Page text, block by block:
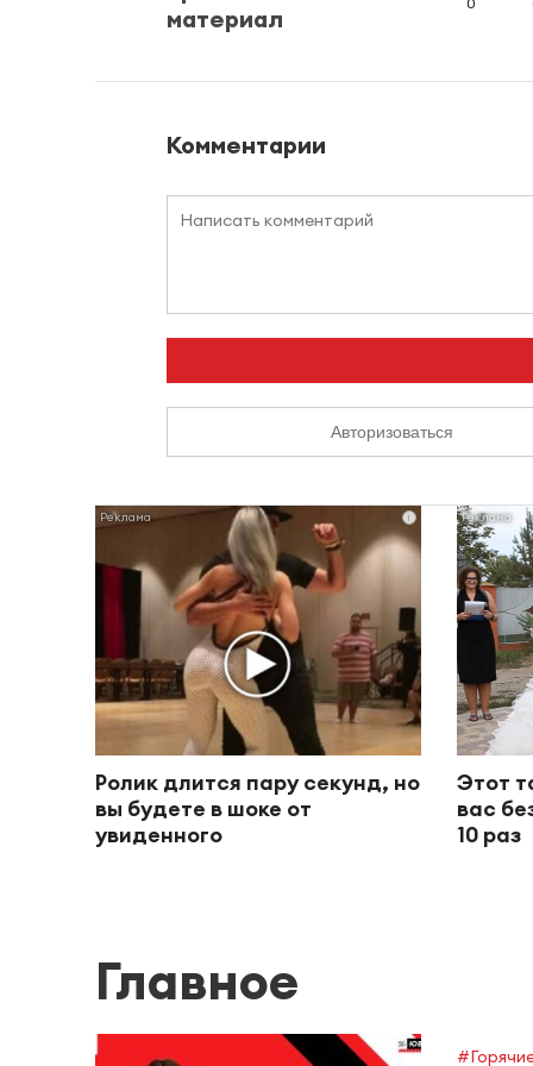
материал
Комментарии
Авторизоваться
i
Ролик длится пару секунд, но
вы будете в шоке от
увиденного
Этот
вас
10 раз
Главное